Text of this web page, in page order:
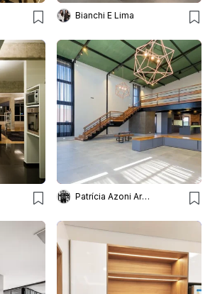
Bianchi E Lima
Patrícia Azoni Arquitetura + Arte & Design